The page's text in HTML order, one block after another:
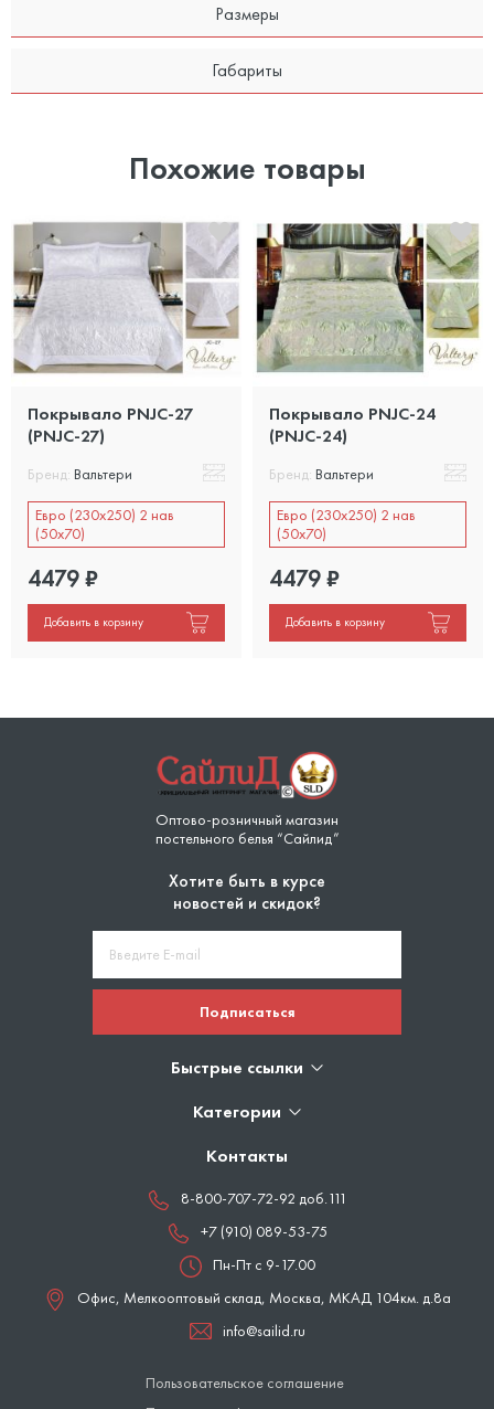
Размеры
Габариты
Похожие товары
Покрывало PNJC-27
(PNJC-27)
Бренд: Вальтери
Евро (230х250) 2 нав
(50х70)
4479₽
Добавить в корзину
Покрывало PNJC-24
(PNJC-24)
Бренд: Вальтери
Евро (230х250) 2 нав
(50х70)
4479₽
Добавить в корзину
Оптово-розничный магазин
постельного белья “Сайлид”
Хотите быть в курсе
новостей и скидок?
Подписаться
Быстрые ссылки
Категории
Контакты
8-800-707-72-92 доб.111
+7 (910) 089-53-75
Пн-Пт с 9-17.00
Офис, Мелкооптовый склад, Москва, МКАД 104км. д.8а
info@sailid.ru
Пользовательское соглашение